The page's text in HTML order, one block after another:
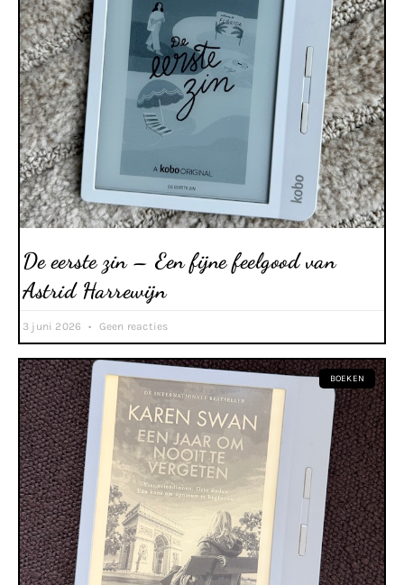
De eerste zin – Een fijne feelgood van
Astrid Harrewijn
3 juni 2026 Geen reacties
BOEKEN